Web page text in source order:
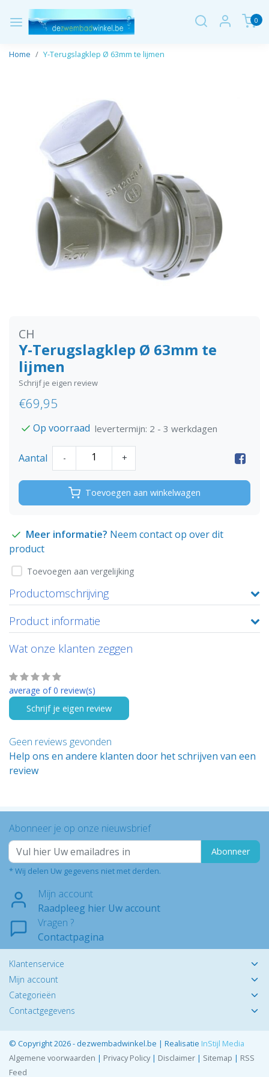
0
Home Y-Terugslagklep Ø 63mm te lijmen
CH
Y-Terugslagklep Ø 63mm te
lijmen
Schrijf je eigen review
€69,95
Op voorraad levertermijn: 2 - 3 werkdagen
Aantal - +
Toevoegen aan winkelwagen
Meer informatie? Neem contact op over dit
product
Toevoegen aan vergelijking
Productomschrijving
Product informatie
Wat onze klanten zeggen
average of 0 review(s)
Schrijf je eigen review
Geen reviews gevonden
Help ons en andere klanten door het schrijven van een
review
Abonneer je op onze nieuwsbrief
Abonneer
* Wij delen Uw gegevens niet met derden.
Mijn account
Raadpleeg hier Uw account
Vragen ?
Contactpagina
Klantenservice
Mijn account
Categorieën
Contactgegevens
© Copyright 2026 - dezwembadwinkel.be | Realisatie InStijl Media
Algemene voorwaarden | Privacy Policy| Disclaimer | Sitemap | RSS
Feed